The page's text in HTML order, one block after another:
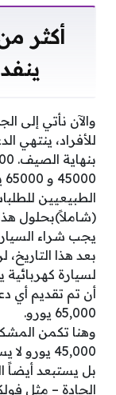
ينفد
والآن نأتي إلى
للأفراد، ينتهي
(شاملاً)بحلول
يجب شراء
بعد هذا
أن تم تقديم أي
65,000 يورو.
وهنا تكمن
45,000
بل يستبعد أيضاً